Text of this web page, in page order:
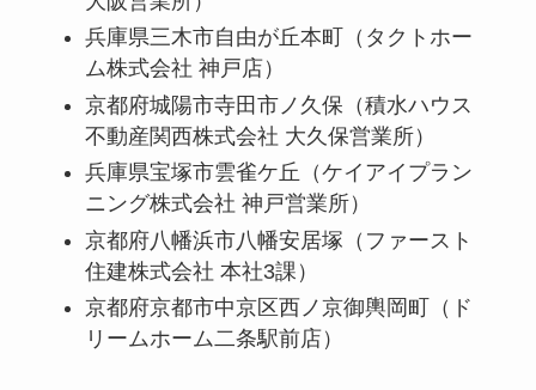
兵庫県三木市自由が丘本町（タクトホー
ム株式会社 神戸店）
京都府城陽市寺田市ノ久保（積水ハウス
不動産関西株式会社 大久保営業所）
兵庫県宝塚市雲雀ケ丘（ケイアイプラン
ニング株式会社 神戸営業所）
京都府八幡浜市八幡安居塚（ファースト
住建株式会社 本社3課）
京都府京都市中京区西ノ京御輿岡町（ド
リームホーム二条駅前店）